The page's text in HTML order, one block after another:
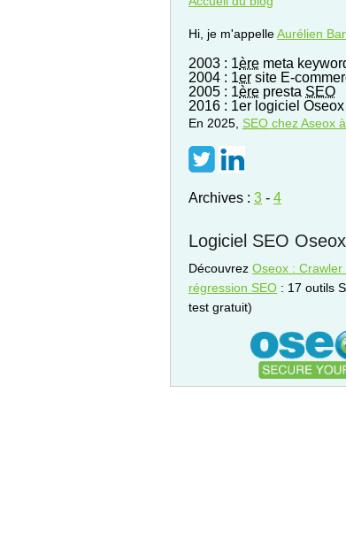
Hi, je m'appelleAurélien
2003 : 1ère meta
2004 : 1er site E-
2005 : 1ère presta SEO
2016 : 1er logiciel Oseox
En 2025, SEO chez Aseox
Archives : 3 - 4
Logiciel SEO Oseox
Découvrez Oseox : Crawler
régression SEO : 17 outils
test gratuit)